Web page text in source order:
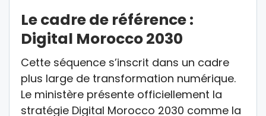
Le cadre de référence :
Digital Morocco 2030
Cette séquence s’inscrit dans un cadre
plus large de transformation numérique.
Le ministère présente officiellement la
stratégie Digital Morocco 2030 comme la